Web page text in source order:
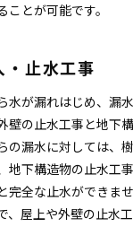
ことが可能です。
・止水工事
水が漏れはじめ、漏
壁の止水工事と地下
の漏水に対しては、樹
地下構造物の止水工
完全な止水ができませ
、屋上や外壁の止水